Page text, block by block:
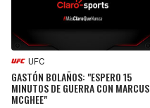
EAGLES
COMMANDERS
SUNS
KINGS
UFC
GASTÓN BOLAÑOS: "ESPERO 15
MINUTOS DE GUERRA CON MARCUS
MCGHEE"